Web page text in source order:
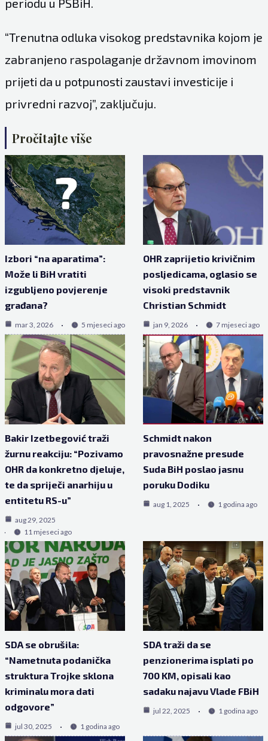
periodu u PSBiH.
“Trenutna odluka visokog predstavnika kojom je
zabranjeno raspolaganje državnom imovinom
prijeti da u potpunosti zaustavi investicije i
privredni razvoj”, zaključuju.
Pročitajte više
Izbori “na aparatima”:
Može li BiH vratiti
izgubljeno povjerenje
građana?
mar 3, 2026 5 mjeseci ago
OHR zaprijetio krivičnim
posljedicama, oglasio se
visoki predstavnik
Christian Schmidt
jan 9, 2026 7 mjeseci ago
Bakir Izetbegović traži
žurnu reakciju: “Pozivamo
OHR da konkretno djeluje,
te da spriječi anarhiju u
entitetu RS-u”
aug 29, 2025
11 mjeseci ago
Schmidt nakon
pravosnažne presude
Suda BiH poslao jasnu
poruku Dodiku
aug 1, 2025 1 godina ago
SDA se obrušila:
“Nametnuta podanička
struktura Trojke sklona
kriminalu mora dati
odgovore”
jul 30, 2025 1 godina ago
SDA traži da se
penzionerima isplati po
700 KM, opisali kao
sadaku najavu Vlade FBiH
jul 22, 2025 1 godina ago